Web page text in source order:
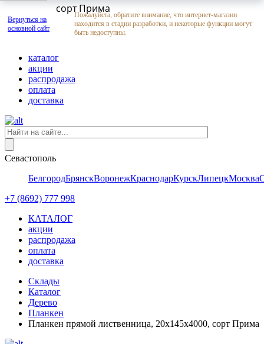
Вернуться на
основной сайт
Пожалуйста, обратите внимание, что интернет-магазин
находится в стадии разработки, и некоторые функции могут
быть недоступны.
каталог
акции
распродажа
оплата
доставка
Севастополь
БелгородБрянскВоронежКраснодарКурскЛипецкМосква
+7 (8692) 777 998
КАТАЛОГ
акции
распродажа
оплата
доставка
Склады
Каталог
Дерево
Планкен
Планкен прямой лиственница, 20х145х4000, сорт Прима
сорт Прима